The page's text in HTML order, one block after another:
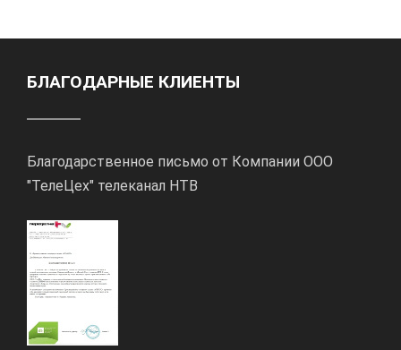
БЛАГОДАРНЫЕ КЛИЕНТЫ
Благодарственное письмо от Компании ООО
"ТелеЦех" телеканал НТВ